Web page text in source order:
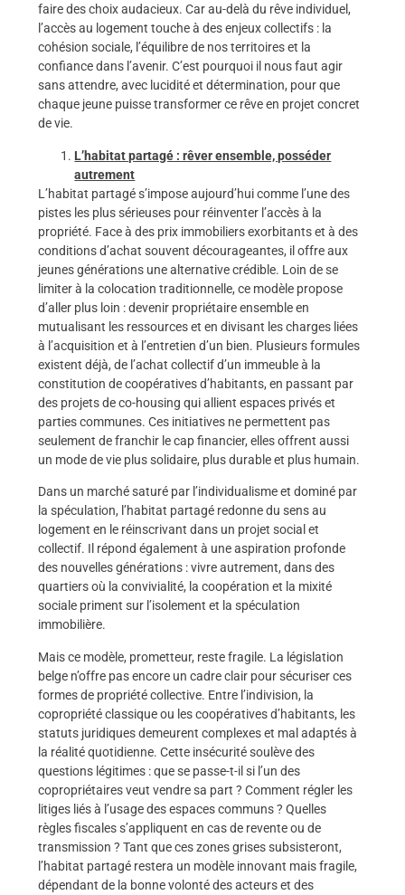
faire des choix audacieux. Car au-delà du rêve individuel,
l’accès au logement touche à des enjeux collectifs : la
cohésion sociale, l’équilibre de nos territoires et la
confiance dans l’avenir. C’est pourquoi il nous faut agir
sans attendre, avec lucidité et détermination, pour que
chaque jeune puisse transformer ce rêve en projet concret
de vie.
L’habitat partagé : rêver ensemble, posséder
autrement
L’habitat partagé s’impose aujourd’hui comme l’une des
pistes les plus sérieuses pour réinventer l’accès à la
propriété. Face à des prix immobiliers exorbitants et à des
conditions d’achat souvent décourageantes, il offre aux
jeunes générations une alternative crédible. Loin de se
limiter à la colocation traditionnelle, ce modèle propose
d’aller plus loin : devenir propriétaire ensemble en
mutualisant les ressources et en divisant les charges liées
à l’acquisition et à l’entretien d’un bien. Plusieurs formules
existent déjà, de l’achat collectif d’un immeuble à la
constitution de coopératives d’habitants, en passant par
des projets de co-housing qui allient espaces privés et
parties communes. Ces initiatives ne permettent pas
seulement de franchir le cap financier, elles offrent aussi
un mode de vie plus solidaire, plus durable et plus humain.
Dans un marché saturé par l’individualisme et dominé par
la spéculation, l’habitat partagé redonne du sens au
logement en le réinscrivant dans un projet social et
collectif. Il répond également à une aspiration profonde
des nouvelles générations : vivre autrement, dans des
quartiers où la convivialité, la coopération et la mixité
sociale priment sur l’isolement et la spéculation
immobilière.
Mais ce modèle, prometteur, reste fragile. La législation
belge n’offre pas encore un cadre clair pour sécuriser ces
formes de propriété collective. Entre l’indivision, la
copropriété classique ou les coopératives d’habitants, les
statuts juridiques demeurent complexes et mal adaptés à
la réalité quotidienne. Cette insécurité soulève des
questions légitimes : que se passe-t-il si l’un des
copropriétaires veut vendre sa part ? Comment régler les
litiges liés à l’usage des espaces communs ? Quelles
règles fiscales s’appliquent en cas de revente ou de
transmission ? Tant que ces zones grises subsisteront,
l’habitat partagé restera un modèle innovant mais fragile,
dépendant de la bonne volonté des acteurs et des